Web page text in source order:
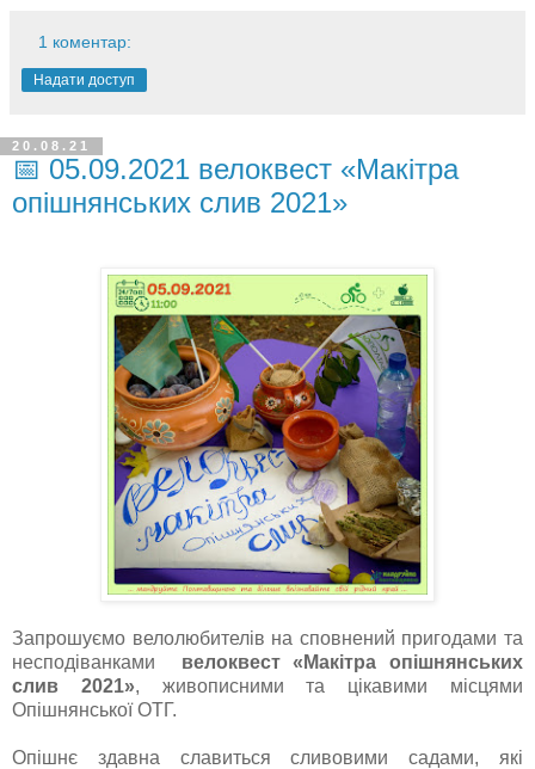
1 коментар:
Надати доступ
20.08.21
📅 05.09.2021 велоквест «Макітра
опішнянських слив 2021»
Запрошуємо велолюбителів на сповнений пригодами та
несподіванками велоквест «Макітра опішнянських
слив 2021», живописними та цікавими місцями
Опішнянської ОТГ.
Опішнє здавна славиться сливовими садами, які